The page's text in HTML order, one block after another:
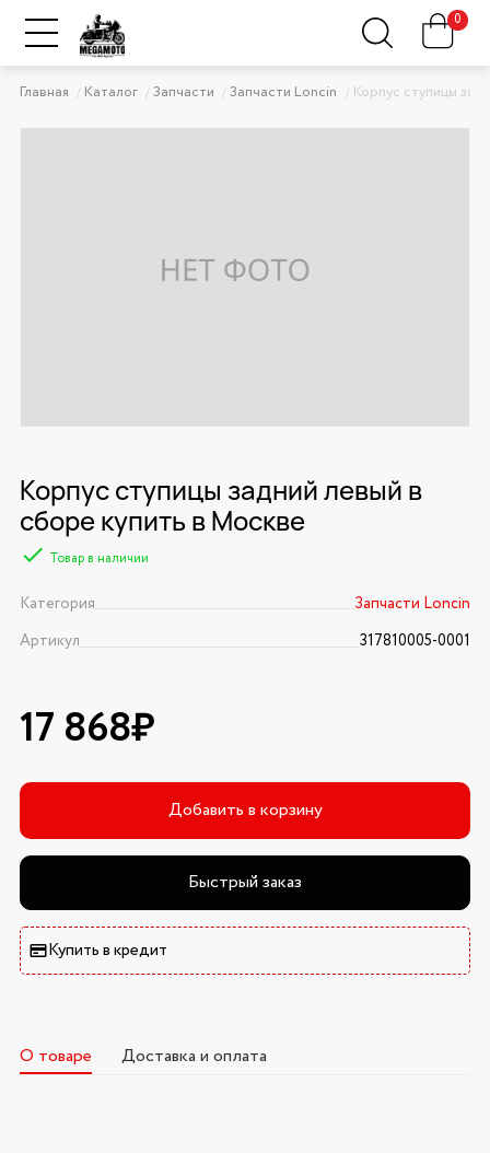
0
Главная Каталог Запчасти Запчасти Loncin Корпус ступицы
Корпус ступицы задний левый в
сборе купить в Москве
Товар в наличии
Категория
Запчасти Loncin
Артикул
317810005-0001
17 868₽
Добавить в корзину
Быстрый заказ
Купить в кредит
О товаре Доставка и оплата